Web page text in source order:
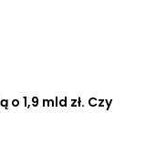
1,9 mld zł. Czy